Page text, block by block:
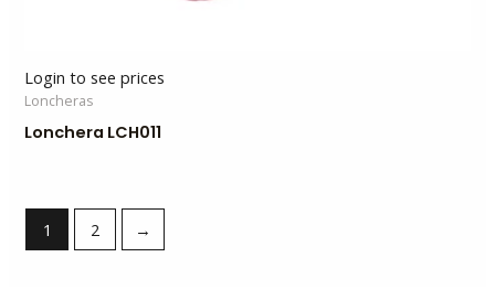
Login to see prices
Loncheras
Lonchera LCH011
1 2 →